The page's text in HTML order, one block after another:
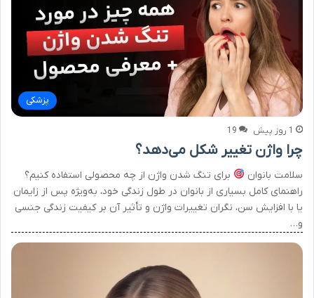
پزشکی
1 روز پیش 19
چرا واژن تغییر شکل می‌دهد؟
سلامت بانوان
برای تنگ شدن واژن از چه محصولی استفاده کنیم؟
راهنمای کامل بسیاری از بانوان در طول زندگی خود، به‌ویژه پس از زایمان
یا با افزایش سن، نگران تغییرات واژن و تأثیر آن بر کیفیت زندگی جنسی
و…